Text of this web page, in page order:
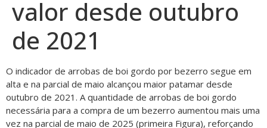
valor desde outubro
de 2021
O indicador de arrobas de boi gordo por bezerro segue em
alta e na parcial de maio alcançou maior patamar desde
outubro de 2021. A quantidade de arrobas de boi gordo
necessária para a compra de um bezerro aumentou mais uma
vez na parcial de maio de 2025 (primeira Figura), reforçando